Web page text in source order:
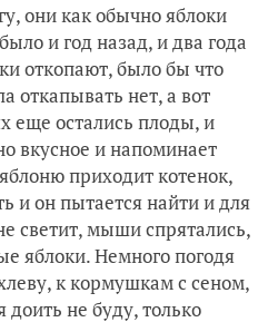
они как обычно яблоки
и год назад, и два года
откопают, было бы что
откапывать нет, а вот
еще остались плоды, и
вкусное и напоминает
приходит котенок,
и он пытается найти и для
светит, мыши спрятались,
яблоки. Немного погодя
к кормушкам с сеном,
не буду, только